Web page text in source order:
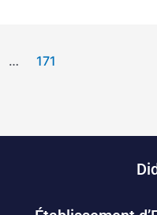
… 171